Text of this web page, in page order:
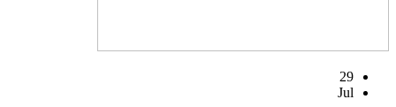
29
Jul